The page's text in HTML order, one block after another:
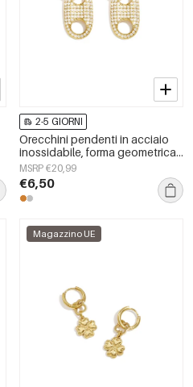
2-5 GIORNI
Orecchini pendenti in acciaio
inossidabile, forma geometrica,
semplici, serie &quot;Daily
Simple&quot;, gioielli da donna.
MSRP €20,99
€6,50
Magazzino UE